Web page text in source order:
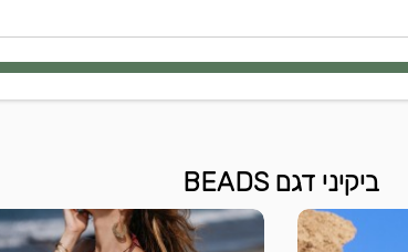
ביקיני דגם BEADS